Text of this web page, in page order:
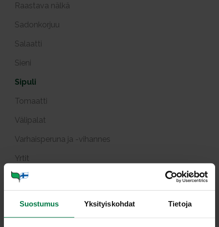
Suostumus Yksityiskohdat Tietoja
Raastava nälkä
Sadonkorjuu
Salaatti
Sieni
Sipuli
Tomaatti
Välipalat
Varhaisperuna ja -vihannes
Yrtit
Tuotekuvat
Viljely ja tuotanto